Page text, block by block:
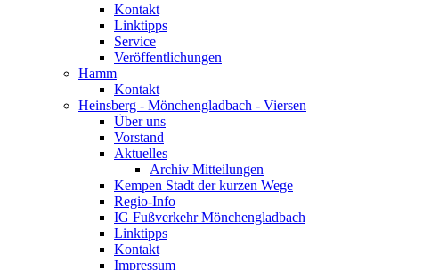
Kontakt
Linktipps
Service
Veröffentlichungen
Hamm
Kontakt
Heinsberg - Mönchengladbach - Viersen
Über uns
Vorstand
Aktuelles
Archiv Mitteilungen
Kempen Stadt der kurzen Wege
Regio-Info
IG Fußverkehr Mönchengladbach
Linktipps
Kontakt
Impressum